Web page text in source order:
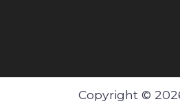
Copyright ©